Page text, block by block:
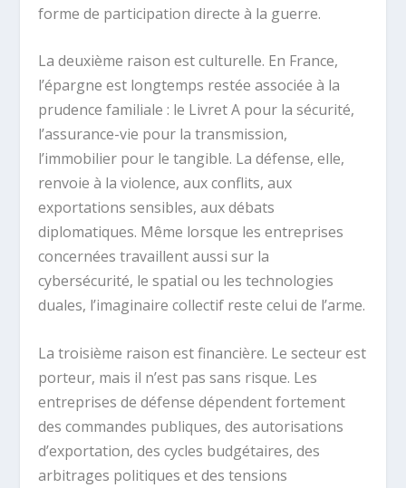
forme de participation directe à la guerre.
La deuxième raison est culturelle. En France,
l’épargne est longtemps restée associée à la
prudence familiale : le Livret A pour la sécurité,
l’assurance-vie pour la transmission,
l’immobilier pour le tangible. La défense, elle,
renvoie à la violence, aux conflits, aux
exportations sensibles, aux débats
diplomatiques. Même lorsque les entreprises
concernées travaillent aussi sur la
cybersécurité, le spatial ou les technologies
duales, l’imaginaire collectif reste celui de l’arme.
La troisième raison est financière. Le secteur est
porteur, mais il n’est pas sans risque. Les
entreprises de défense dépendent fortement
des commandes publiques, des autorisations
d’exportation, des cycles budgétaires, des
arbitrages politiques et des tensions